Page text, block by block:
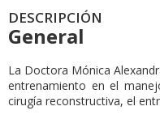
DESCRIPCIÓN
General
La Doctora Mónica
entrenamiento en el
cirugía reconstructiva, el